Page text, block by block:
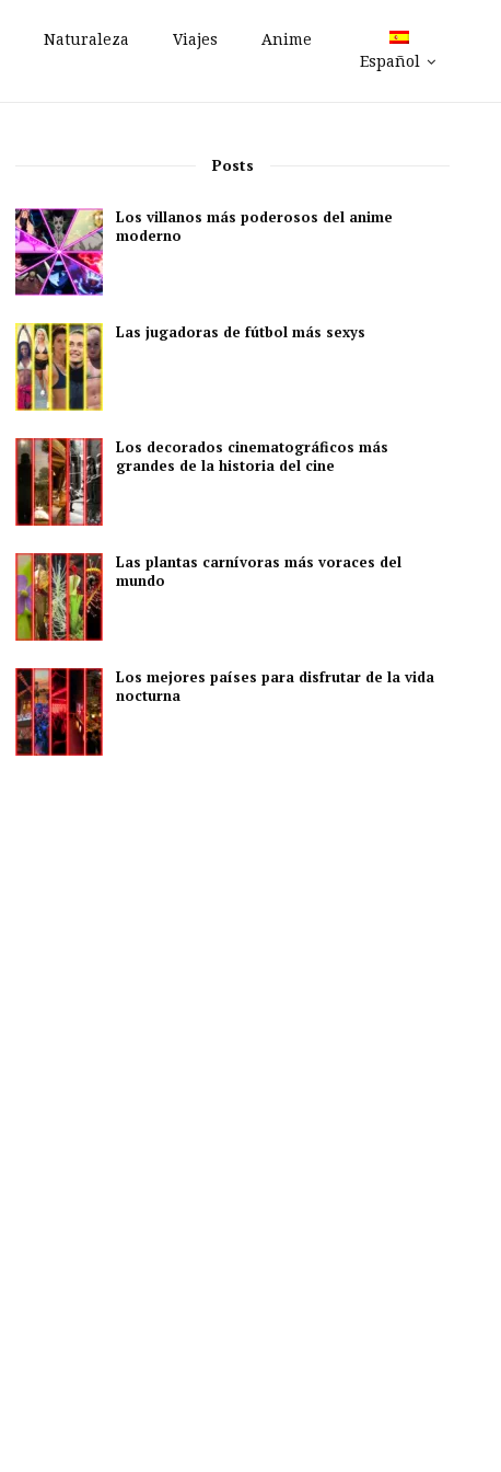
Naturaleza Viajes
Anime
Español
Posts
Los villanos más poderosos del anime
moderno
Las jugadoras de fútbol más sexys
Los decorados cinematográficos más
grandes de la historia del cine
Las plantas carnívoras más voraces del
mundo
Los mejores países para disfrutar de la vida
nocturna